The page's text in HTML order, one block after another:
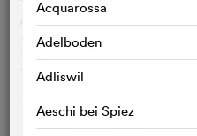
Arthouse Piccadilly
Saal 2E/d/f
ORTE ÄNDERN
Acquarossa
Adelboden
Adliswil
Aeschi bei Spiez